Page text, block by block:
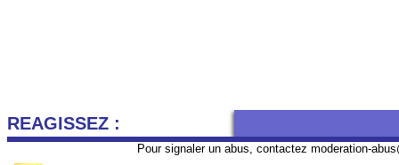
REAGISSEZ :
Pour signaler un abus, contactez moderation-